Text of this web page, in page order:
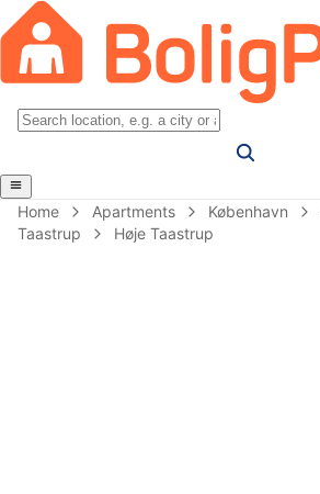
Home Apartments København
Taastrup
Høje Taastrup